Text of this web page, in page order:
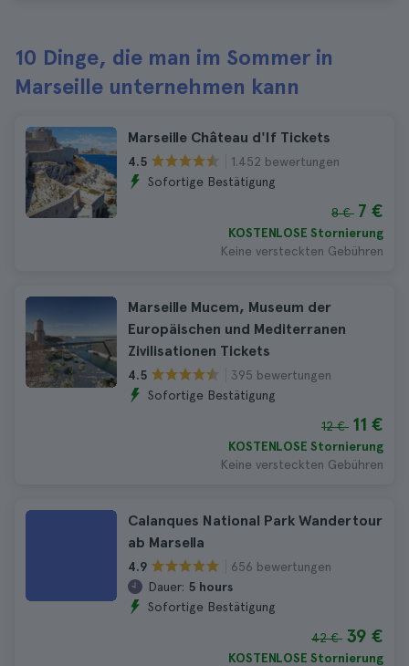
10 Dinge, die man im Sommer in
Marseille unternehmen kann
Marseille Château d'If Tickets
4.5
1.452 bewertungen
Sofortige Bestätigung
8 € 7 €
KOSTENLOSE Stornierung
Keine versteckten Gebühren
Marseille Mucem, Museum der
Europäischen und Mediterranen
Zivilisationen Tickets
4.5
395 bewertungen
Sofortige Bestätigung
12 € 11 €
KOSTENLOSE Stornierung
Keine versteckten Gebühren
Calanques National Park Wandertour
ab Marsella
4.9
656 bewertungen
Dauer: 5 hours
Sofortige Bestätigung
42 € 39 €
KOSTENLOSE Stornierung